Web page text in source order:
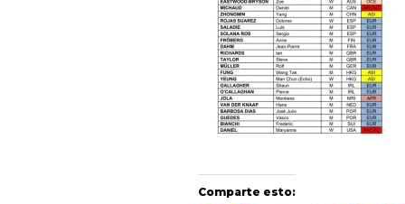
Comparte esto: